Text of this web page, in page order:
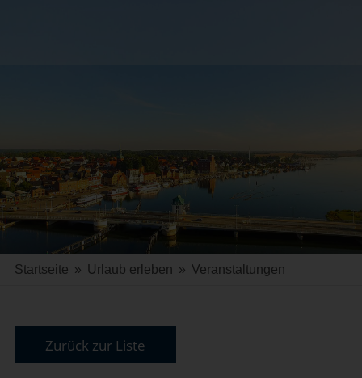
Startseite » Urlaub erleben » Veranstaltungen
Zurück zur Liste